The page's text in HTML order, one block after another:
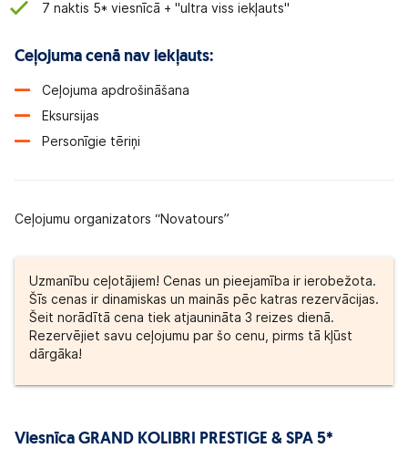
7 naktis 5* viesnīcā + "ultra viss iekļauts"
Ceļojuma cenā nav iekļauts:
Ceļojuma apdrošināšana
Eksursijas
Personīgie tēriņi
Ceļojumu organizators “Novatours”
Uzmanību ceļotājiem! Cenas un pieejamība ir ierobežota.
Šīs cenas ir dinamiskas un mainās pēc katras rezervācijas.
Šeit norādītā cena tiek atjaunināta 3 reizes dienā.
Rezervējiet savu ceļojumu par šo cenu, pirms tā kļūst
dārgāka!
Viesnīca GRAND KOLIBRI PRESTIGE & SPA 5*